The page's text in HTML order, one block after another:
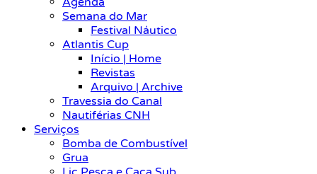
Semana do Mar
Festival Náutico
Atlantis Cup
Início | Home
Revistas
Arquivo | Archive
Travessia do Canal
Nautiférias CNH
Serviços
Bomba de Combustível
Grua